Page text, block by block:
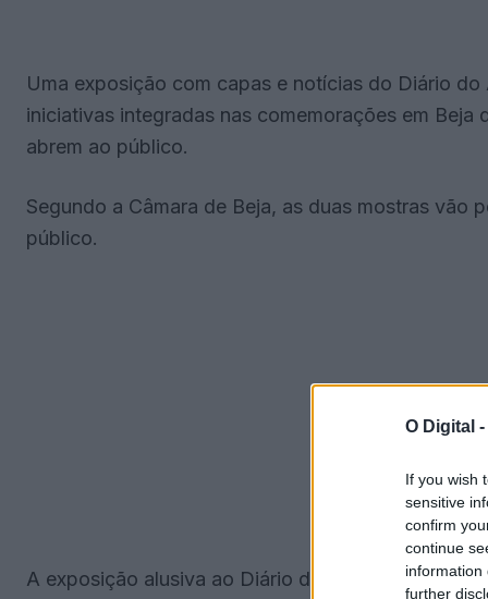
O Digital -
If you wish
sensitive
confirm
continue
information
further
Uma exposição com capas e notícias do Diário
iniciativas integradas nas comemorações em
abrem ao público.
Segundo a Câmara de Beja, as duas mostras vão
público.
A exposição alusiva ao Diário do Alentejo